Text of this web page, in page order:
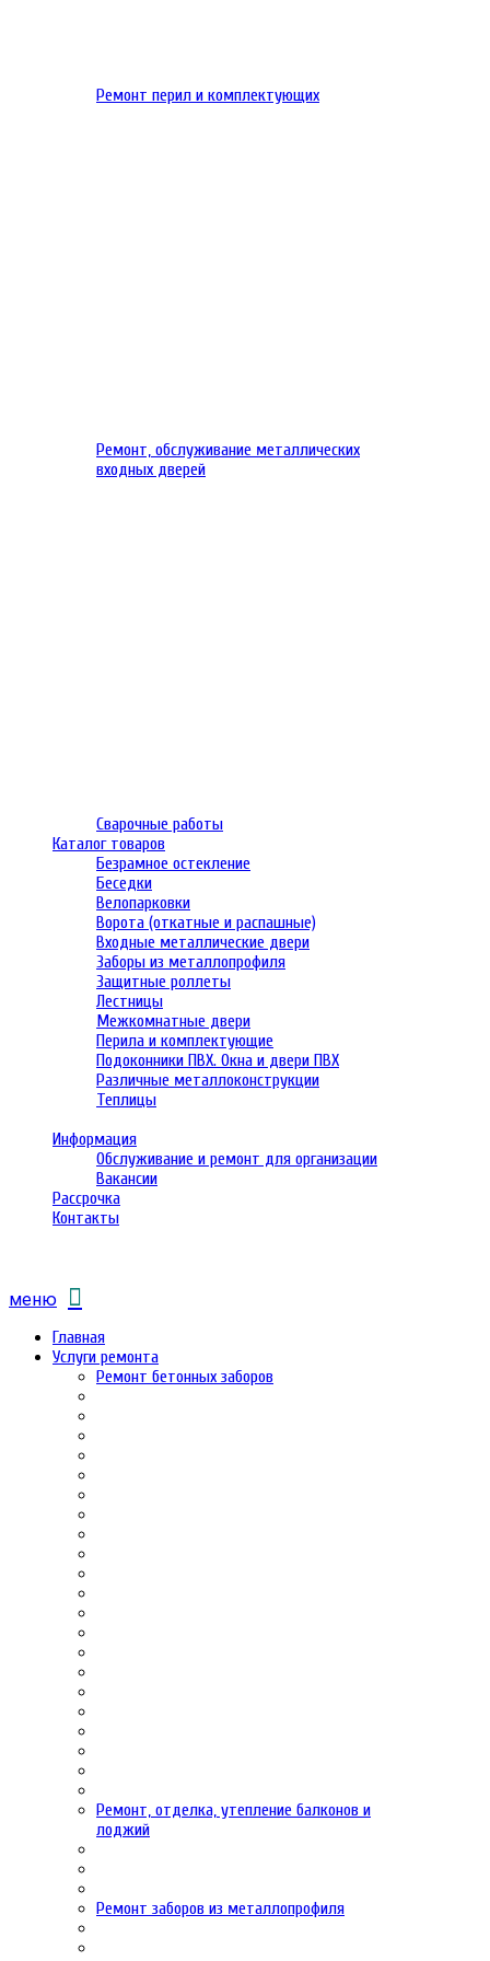
Ремонт перил и комплектующих
Ремонт, обслуживание металлических
входных дверей
Сварочные работы
Каталог товаров
Безрамное остекление
Беседки
Велопарковки
Ворота (откатные и распашные)
Входные металлические двери
Заборы из металлопрофиля
Защитные роллеты
Лестницы
Межкомнатные двери
Перила и комплектующие
Подоконники ПВХ. Окна и двери ПВХ
Различные металлоконструкции
Теплицы
Информация
Обслуживание и ремонт для организации
Вакансии
Рассрочка
Контакты
меню
Главная
Услуги ремонта
Ремонт бетонных заборов
Ремонт, отделка, утепление балконов и
лоджий
Ремонт заборов из металлопрофиля